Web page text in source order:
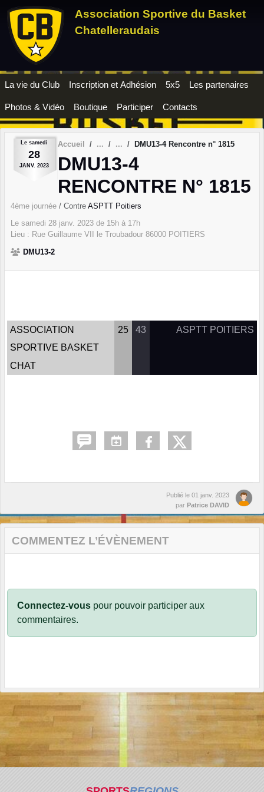
Association Sportive du Basket
Chatelleraudais
La vie du Club Inscription et Adhésion 5x5 Les partenaires
Photos & Vidéo Boutique Participer Contacts
Le samedi
28
JANV. 2023
Accueil DMU13-4 Rencontre n° 1815
DMU13-4
RENCONTRE N° 1815
4ème journée / Contre ASPTT Poitiers
Le samedi 28 janv. 2023 de 15h à 17h
Lieu : Rue Guillaume VII le Troubadour 86000 POITIERS
DMU13-2
ASSOCIATION
SPORTIVE BASKET
CHAT
25 43 ASPTT POITIERS
Publié le 01 janv. 2023
par Patrice DAVID
COMMENTEZ L’ÉVÈNEMENT
Connectez-vous pour pouvoir participer aux
commentaires.
Panneau de gestion des cookies